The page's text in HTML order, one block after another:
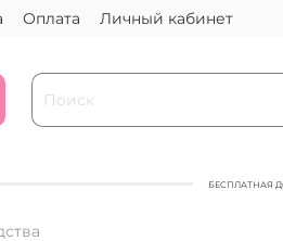
Оплата Личный кабинет
БЕСПЛАТНАЯ